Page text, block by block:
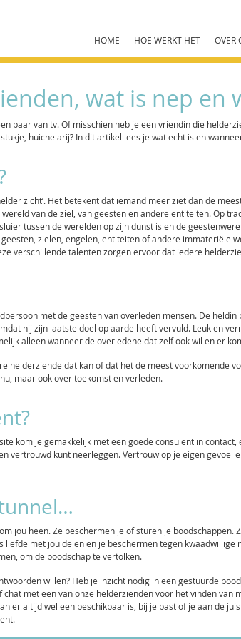
HOME HOE WERKT HET OVER
wat is nep en
paar van tv. Of misschien heb je een vriendin die
huichelarij? In dit artikel lees je wat echt is en
zicht’. Het betekent dat iemand meer ziet dan de
van de ziel, van geesten en andere entiteiten. Op
tussen de werelden op zijn dunst is en de
zielen, engelen, entiteiten of andere immateriële
verschillende talenten zorgen ervoor dat iedere
met de geesten van overleden mensen. De
hij zijn laatste doel op aarde heeft vervuld. Leuk en
alleen wanneer de overledene dat zelf ook wil en er
helderziende dat kan of dat het de meest voorkomende
maar ook over toekomst en verleden.
kom je gemakkelijk met een goede consulent in
vertrouwd kunt neerleggen. Vertrouw op je eigen gevoel
jou heen. Ze beschermen je of sturen je
met jou delen en je beschermen tegen kwaadwillige
om de boodschap te vertolken.
willen? Heb je inzicht nodig in een gestuurde
met een van onze helderzienden voor het vinden van
er altijd wel een beschikbaar is, bij je past of je aan de